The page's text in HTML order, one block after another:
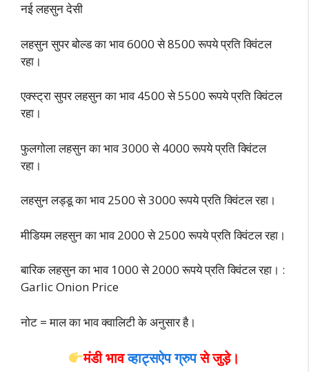
नई लहसुन देसी
लहसुन सुपर बोल्ड का भाव 6000 से 8500 रूपये प्रति क्विंटल
रहा।
एक्स्ट्रा सुपर लहसुन का भाव 4500 से 5500 रूपये प्रति क्विंटल
रहा।
फुलगोला लहसुन का भाव 3000 से 4000 रूपये प्रति क्विंटल
रहा।
लहसुन लड्डू का भाव 2500 से 3000 रूपये प्रति क्विंटल रहा।
मीडियम लहसुन का भाव 2000 से 2500 रूपये प्रति क्विंटल रहा।
बारिक लहसुन का भाव 1000 से 2000 रूपये प्रति क्विंटल रहा। :
Garlic Onion Price
नोट = माल का भाव क्वालिटी के अनुसार है।
मंडी भावव्हाट्सऐप ग्रुपसेजुड़े।